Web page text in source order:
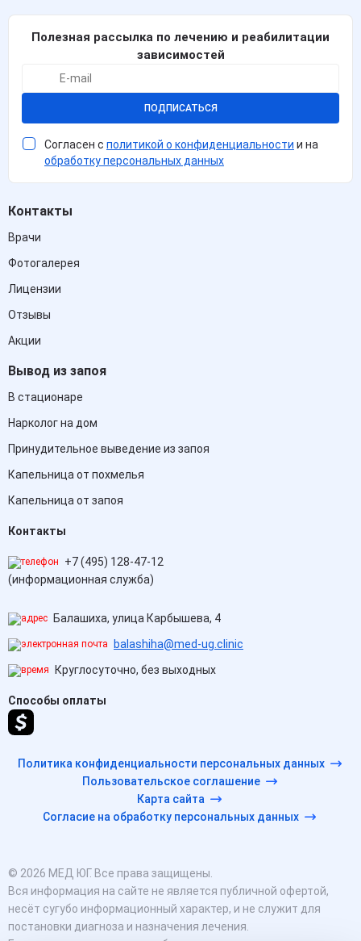
Полезная рассылка по лечению и реабилитации
зависимостей
ПОДПИСАТЬСЯ
Согласен с политикой о конфиденциальности и на
обработку персональных данных
Контакты
Врачи
Фотогалерея
Лицензии
Отзывы
Акции
Вывод из запоя
В стационаре
Нарколог на дом
Принудительное выведение из запоя
Капельница от похмелья
Капельница от запоя
Контакты
+7 (495) 128-47-12
(информационная служба)
Балашиха, улица Карбышева, 4
balashiha@med-ug.clinic
Круглосуточно, без выходных
Способы оплаты
Политика конфиденциальности персональных данных
Пользовательское соглашение
Карта сайта
Согласие на обработку персональных данных
© 2026 МЕД ЮГ. Все права защищены.
Вся информация на сайте не является публичной офертой,
несёт сугубо информационный характер, и не служит для
постановки диагноза и назначения лечения.